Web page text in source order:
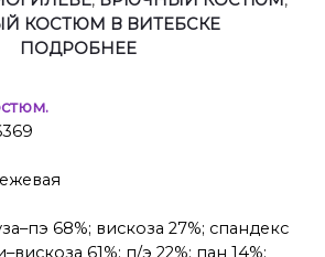
КОСТЮМ В ВИТЕБСКЕ
ПОДРОБНЕЕ
68%; вискоза 27%; спандекс
61%; п/э 22%; пан 14%;